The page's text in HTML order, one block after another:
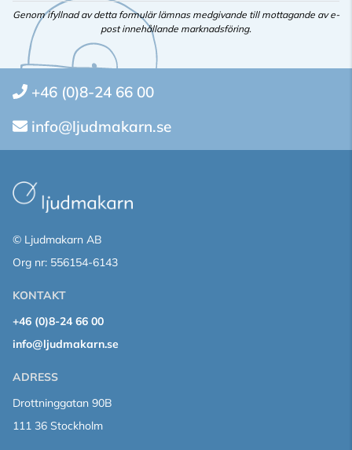
Genom ifyllnad av detta formulär lämnas medgivande till mottagande av e-
post innehållande marknadsföring.
+46 (0)8-24 66 00
info@ljudmakarn.se
© Ljudmakarn AB
Org nr: 556154-6143
KONTAKT
+46 (0)8-24 66 00
info@ljudmakarn.se
ADRESS
Drottninggatan 90B
111 36 Stockholm